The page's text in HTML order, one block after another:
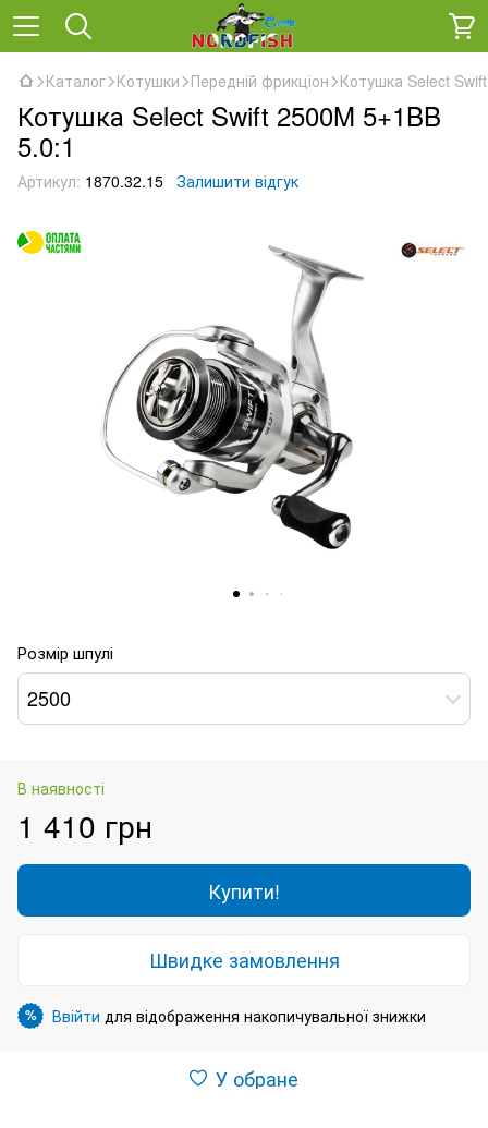
Каталог Котушки Передній фрикціон Котушка Select
Котушка Select Swift 2500M 5+1BB
5.0:1
Артикул: 1870.32.15 Залишити відгук
Розмір шпулі
2500
В наявності
1 410 грн
Купити!
Швидке замовлення
% Ввійти для відображення накопичувальної знижки
У обране